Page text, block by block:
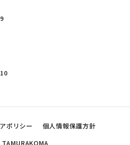
ポリシー
個人情報保護方針